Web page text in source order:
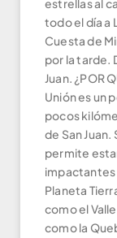
estrellas al
todo el día a
Cuesta de
por la tarde.
Juan. ¿POR
Unión es un
pocos
de San
permite
impactantes
Planeta
como el
como la